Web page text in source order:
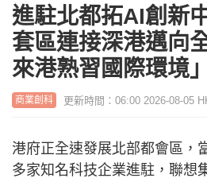
進駐北都拓AI創新
套區連接深港邁向
來港熟習國際環境」
商業創科 更新時間：06:00 2026-08-05
港府正全速發展北部都會區，
多家知名科技企業進駐，聯想